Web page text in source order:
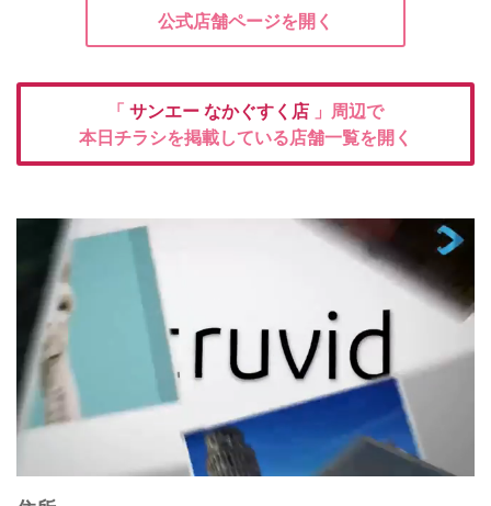
公式店舗ページを開く
「 サンエー なかぐすく店 」周辺で
本日チラシを掲載している店舗一覧を開く